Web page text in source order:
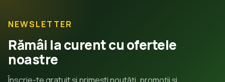
NEWSLETTER
Rămâi la curent cu ofertele
noastre